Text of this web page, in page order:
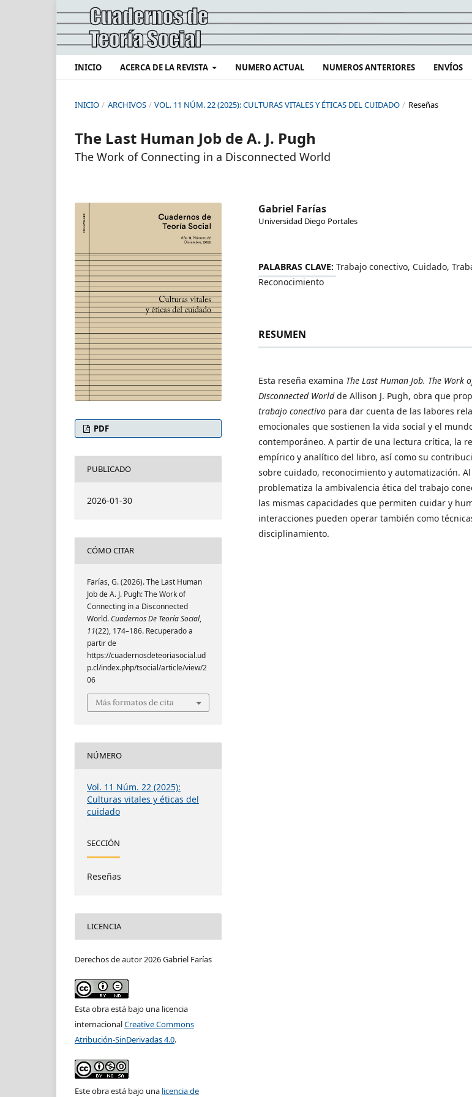
INICIO ACERCA DE LA REVISTA NUMERO ACTUAL NUMEROS ANTERIORES ENVÍOS
INICIO / ARCHIVOS / VOL. 11 NÚM. 22 (2025): CULTURAS VITALES Y ÉTICAS DEL CUIDADO / Reseñas
The Last Human Job de A. J. Pugh
The Work of Connecting in a Disconnected World
Gabriel Farías
Universidad Diego Portales
PALABRAS CLAVE: Trabajo conectivo, Cuidado,
Reconocimiento
RESUMEN
Esta reseña examina The Last Human Job. The Work
Disconnected Worldde Allison J. Pugh, obra que
trabajo conectivo para dar cuenta de las labores
emocionales que sostienen la vida social y el
contemporáneo. A partir de una lectura crítica, la
empírico y analítico del libro, así como su
sobre cuidado, reconocimiento y automatización.
problematiza la ambivalencia ética del trabajo
las mismas capacidades que permiten cuidar y
interacciones pueden operar también como
disciplinamiento.
PDF
PUBLICADO
2026-01-30
CÓMO CITAR
Farías, G. (2026). The Last Human
Job de A. J. Pugh: The Work of
Connecting in a Disconnected
World.Cuadernos De Teoría Social,
11(22), 174–186. Recuperado a
partir de
https://cuadernosdeteoriasocial.ud
p.cl/index.php/tsocial/article/view/2
06
Más formatos de cita
NÚMERO
Vol. 11 Núm. 22 (2025):
Culturas vitales y éticas del
cuidado
SECCIÓN
Reseñas
LICENCIA
Derechos de autor 2026 Gabriel Farías
Esta obra está bajo una licencia
internacionalCreative Commons
Atribución-SinDerivadas 4.0.
Este obra está bajo una licencia de